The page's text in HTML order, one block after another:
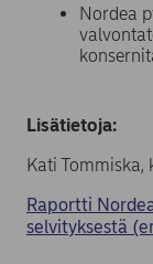
Nordea
Lisätietoja:
Kati Tommiska,
Raportti
selvityksestä